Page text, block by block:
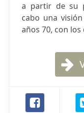
a partir de su
cabo una
años 70, con